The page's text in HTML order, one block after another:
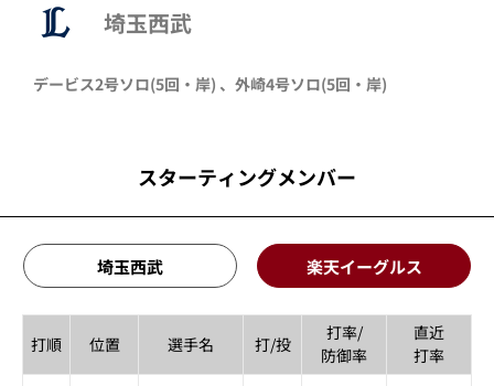
埼玉西武
デービス2号ソロ(5回・ 岸) 、 外崎4号ソロ(5回・ 岸)
スターティングメンバー
埼玉西武 楽天イーグルス
打順 位置 選手名 打/投
打率/
防御率
直近
打率